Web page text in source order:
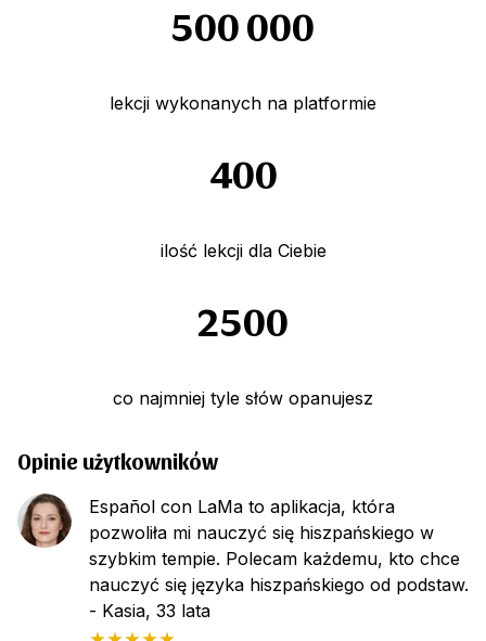
500 000
lekcji wykonanych na platformie
400
ilość lekcji dla Ciebie
2500
co najmniej tyle słów opanujesz
Opinie użytkowników
Español con LaMa to aplikacja, która
pozwoliła mi nauczyć się hiszpańskiego w
szybkim tempie. Polecam każdemu, kto chce
nauczyć się języka hiszpańskiego od podstaw.
- Kasia, 33 lata